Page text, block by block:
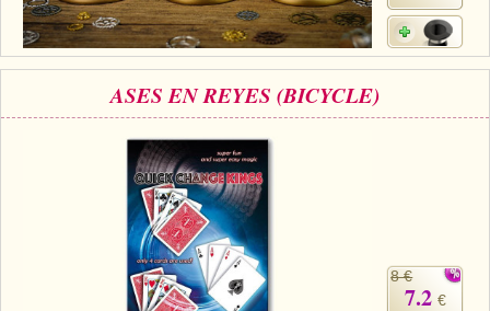
ASES EN REYES (BICYCLE)
8 €
7.2 €